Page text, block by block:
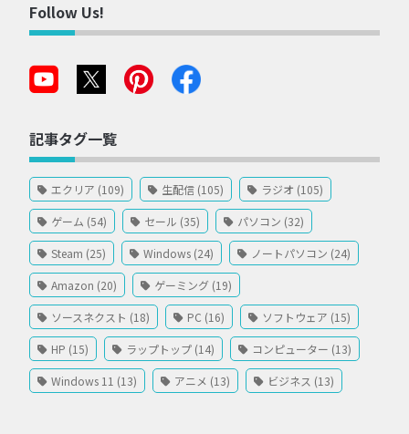
Follow Us!
記事タグ一覧
エクリア (109) 生配信 (105) ラジオ (105)
ゲーム (54) セール (35) パソコン (32)
Steam (25) Windows (24) ノートパソコン (24)
Amazon (20) ゲーミング (19)
ソースネクスト (18) PC (16) ソフトウェア (15)
HP (15) ラップトップ (14) コンピューター (13)
Windows 11 (13) アニメ (13) ビジネス (13)